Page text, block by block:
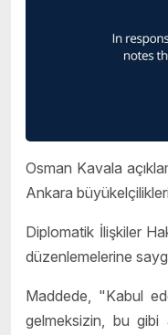
Osman Kavala
Ankara
Diplomatik İlişkiler
düzenlemelerine
Maddede, "Kabul
gelmeksizin, bu gibi